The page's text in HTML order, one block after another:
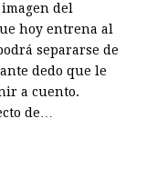
imagen del
hoy entrena al
separarse de
dedo que le
a cuento.
de…